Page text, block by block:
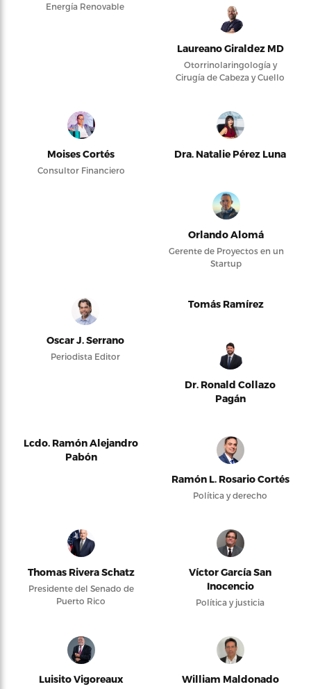
Energía Renovable
Laureano Giraldez MD
Otorrinolaringología y
Cirugía de Cabeza y Cuello
Moises Cortés
Consultor Financiero
Dra. Natalie Pérez Luna
Orlando Alomá
Gerente de Proyectos en un
Startup
Oscar J. Serrano
Periodista Editor
Tomás Ramírez
Dr. Ronald Collazo
Pagán
Lcdo. Ramón Alejandro
Pabón
Ramón L. Rosario Cortés
Política y derecho
Thomas Rivera Schatz
Presidente del Senado de
Puerto Rico
Víctor García San
Inocencio
Política y justicia
Luisito Vigoreaux William Maldonado